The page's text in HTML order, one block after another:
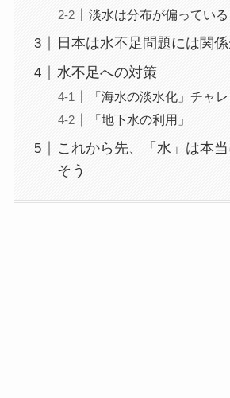
淡水は分布が偏っている
日本は水不足問題には関
水不足への対策
「海水の淡水化」チャ
「地下水の利用」
これから先、「水」は本
そう